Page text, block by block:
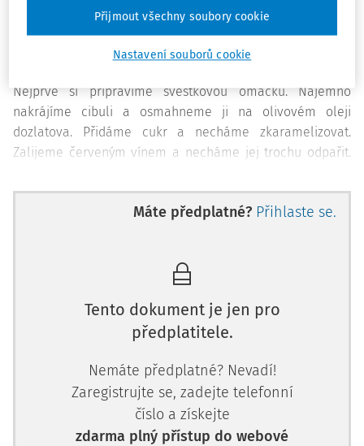
Příprava švestkové omáčky:
Nejprve si připravíme švestkovou omáčku. Najemno
nakrájíme cibuli a osmahneme ji na olivovém oleji
dozlatova. Přidáme cukr a necháme zkaramelizovat.
Zalijeme červeným vínem a necháme jej trochu odpařit.
Za stálého míchání vaříme asi 12 minut. Na závěr
švestkovou omáčku rozmixujeme ručním tyčovým
Srnčí kýtu (popřípadě panenku nebo hřbet) nakrájíme na
silnější plátky, nenaklepáváme, ale
Máte předplatné? Přihlaste se.
Tento dokument je jen pro
předplatitele.
Nemáte předplatné? Nevadí!
Zaregistrujte se, zadejte telefonní
číslo a získejte
zdarma plný přístup do webové
Nastavení souborů cookie
Přijmout všechny soubory cookie